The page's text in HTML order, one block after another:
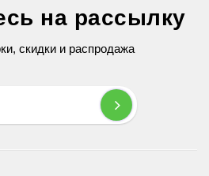
2 599 грнна рассылку
скидки и распродажа